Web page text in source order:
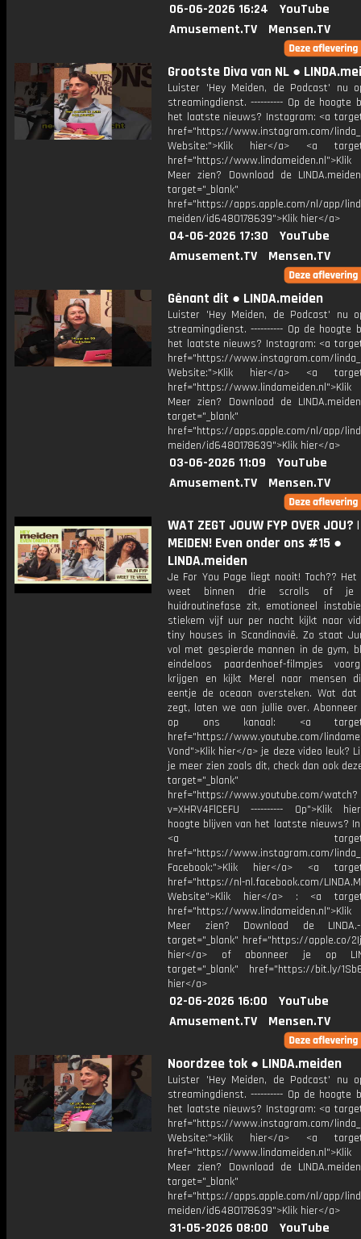
06-06-2026 16:24
YouTube
Amusement.TV
Mensen.TV
Grootste Diva van NL ●
Luister 'Hey Meiden, de Podcast' nu
streamingdienst. ---------- Op de hoogte
het laatste nieuws? Instagram: <a
href="https://www.instagram.com/
Website:">Klik hier</a> <a
href="https://
Meer zien? Download de
target="_blank"
href="https://apps.apple.com/nl/app/
meiden/id6480178639">Klik hier</a>
04-06-2026 17:30
YouTube
Amusement.TV
Mensen.TV
Gênant dit ● LINDA.meiden
Luister 'Hey Meiden, de Podcast' nu
streamingdienst. ---------- Op de hoogte
het laatste nieuws? Instagram: <a
href="https://www.instagram.com/
Website:">Klik hier</a> <a
href="https://
Meer zien? Download de
target="_blank"
href="https://apps.apple.com/nl/app/
meiden/id6480178639">Klik hier</a>
03-06-2026 11:09
YouTube
Amusement.TV
Mensen.TV
WAT ZEGT JOUW FYP OVER JOU?
MEIDEN! Even onder ons #15 ●
LINDA.meiden
Je For You Page liegt nooit! Toch??
weet binnen drie scrolls of
huidroutinefase zit, emotioneel
stiekem vijf uur per nacht kijkt naar
tiny houses in Scandinavië. Zo staat
vol met gespierde mannen in de gym,
eindeloos paardenhoef-filmpjes
krijgen en kijkt Merel naar mensen
eentje de oceaan oversteken. Wat
zegt, laten we aan jullie over.
op ons kanaal: <a
href="https://www.youtube.com/
Vond">Klik hier</a> je deze video leuk?
je meer zien zoals dit, check dan ook
target="_blank"
href="https://www.youtube.com/watch?
v=XHRV4FlCEFU ---------- Op">Klik
hoogte blijven van het laatste nieuws?
<a
href="https://www.instagram.com/
Facebook:">Klik hier</a> <a
href="https://nl-nl.facebook.com/
Website">Klik hier</a> : <a
href="https://
Meer zien? Download de
target="_blank" href="https://apple.co/
hier</a> of abonneer je op
target="_blank" href="https://bit.ly/
hier</a>
02-06-2026 16:00
YouTube
Amusement.TV
Mensen.TV
Noordzee tok ● LINDA.meiden
Luister 'Hey Meiden, de Podcast' nu
streamingdienst. ---------- Op de hoogte
het laatste nieuws? Instagram: <a
href="https://www.instagram.com/
Website:">Klik hier</a> <a
href="https://
Meer zien? Download de
target="_blank"
href="https://apps.apple.com/nl/app/
meiden/id6480178639">Klik hier</a>
31-05-2026 08:00
YouTube